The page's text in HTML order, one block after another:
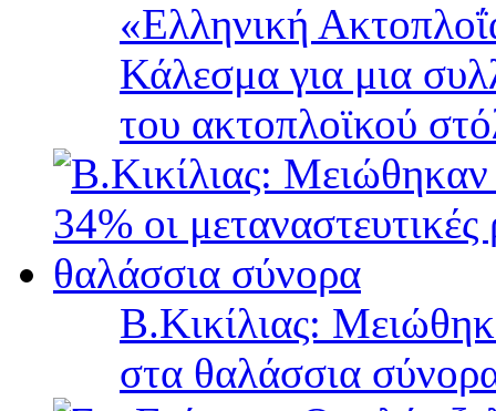
«Ελληνική
Κάλεσμα για μια
του ακτοπλοϊκού
B.Κικίλιας:
στα θαλάσσια